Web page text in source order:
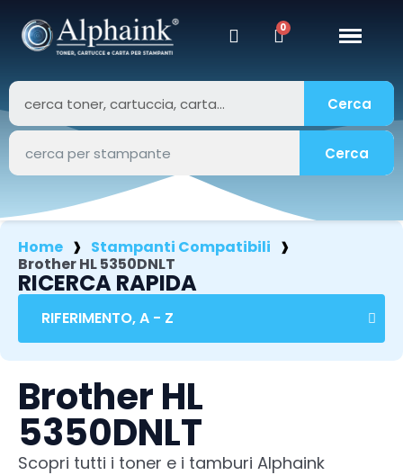
Cerca
Cerca
Home
Stampanti Compatibili
Brother HL 5350DNLT
RICERCA RAPIDA
Brother HL
5350DNLT
Scopri tutti i toner e i tamburi Alphaink